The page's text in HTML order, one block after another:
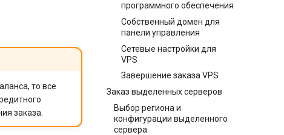
программного обеспечения
Собственный домен для
панели управления
Сетевые настройки для
VPS
Завершение заказа VPS
Заказ выделенных серверов
Выбор региона и
конфигурации выделенного
сервера
то все
заказа.